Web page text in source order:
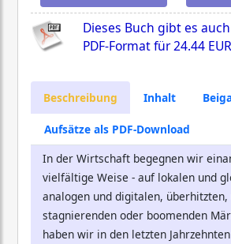
Dieses Buch gibt es
PDF-Format für24.44 EUR
Beschreibung Inhalt
Aufsätze als PDF-Download
In der Wirtschaft begegnen wir
vielfältige Weise - auf lokalen und
analogen und digitalen, überhitzten,
stagnierenden oder boomenden
haben wir in den letzten